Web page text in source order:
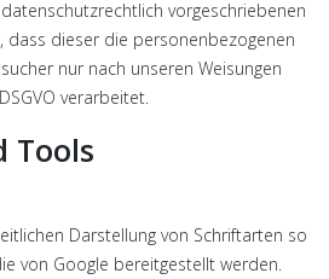
vorgeschriebenen
dass dieser die personenbezogenen
nur nach unseren Weisungen
verarbeitet.
Tools
Darstellung von Schriftarten so
von Google bereitgestellt werden.